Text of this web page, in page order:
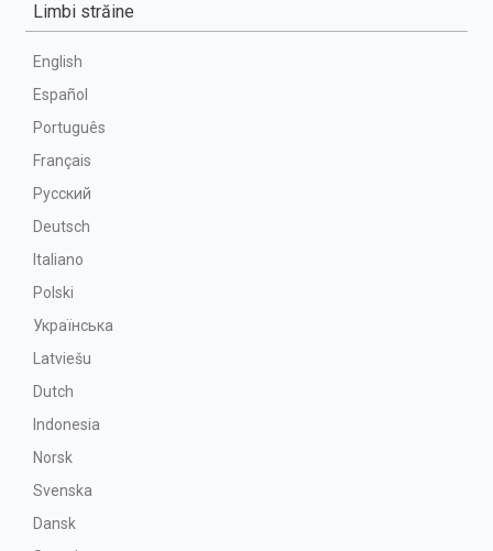
Limbi străine
English
Español
Português
Français
Русский
Deutsch
Italiano
Polski
Українська
Latviešu
Dutch
Indonesia
Norsk
Svenska
Dansk